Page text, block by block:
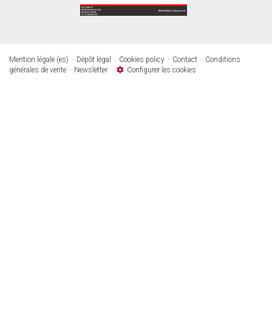
Mention légale (es) Dépôt légal Cookies policy Contact
Conditions
générales de vente
Newsletter Configurer les cookies